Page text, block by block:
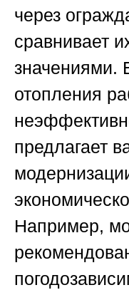
через
сравнивает
значениями.
отопления
предлагает
Например,